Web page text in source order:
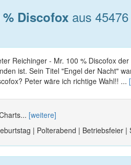
Discofox aus
Reichinger - Mr. 100 % Discofox
ist. Sein Titel "Engel der Nacht"
Peter wäre ich richtige Wahl!! ...
[weitere]
| Polterabend | Betriebsfeier |